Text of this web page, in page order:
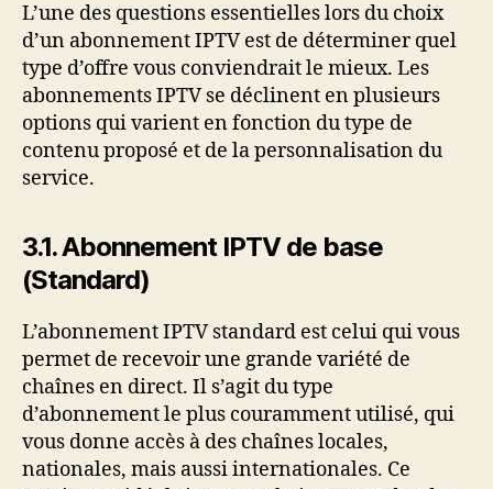
L’une des questions essentielles lors du choix
d’un abonnement IPTV est de déterminer quel
type d’offre vous conviendrait le mieux. Les
abonnements IPTV se déclinent en plusieurs
options qui varient en fonction du type de
contenu proposé et de la personnalisation du
service.
3.1. Abonnement IPTV de base
(Standard)
L’abonnement IPTV standard est celui qui vous
permet de recevoir une grande variété de
chaînes en direct. Il s’agit du type
d’abonnement le plus couramment utilisé, qui
vous donne accès à des chaînes locales,
nationales, mais aussi internationales. Ce